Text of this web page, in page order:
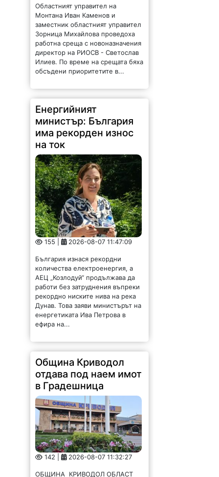
Областният управител на
Монтана Иван Каменов и
заместник областният управител
Зорница Михайлова проведоха
работна среща с новоназначения
директор на РИОСВ - Светослав
Илиев. По време на срещата бяха
обсъдени приоритетите в...
Енергийният
министър: България
има рекорден износ
на ток
155 | 2026-08-07 11:47:09
България изнася рекордни
количества електроенергия, а
АЕЦ „Козлодуй“ продължава да
работи без затруднения въпреки
рекордно ниските нива на река
Дунав. Това заяви министърът на
енергетиката Ива Петрова в
ефира на...
Община Криводол
отдава под наем имот
в Градешница
142 | 2026-08-07 11:32:27
ОБЩИНА КРИВОДОЛ ОБЛАСТ